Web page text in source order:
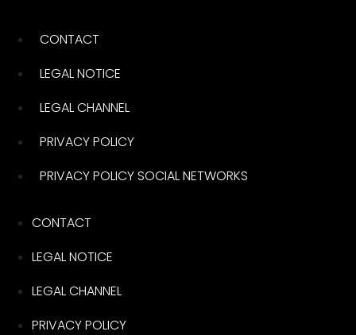
CONTACT
LEGAL NOTICE
LEGAL CHANNEL
PRIVACY POLICY
PRIVACY POLICY SOCIAL NETWORKS
CONTACT
LEGAL NOTICE
LEGAL CHANNEL
PRIVACY POLICY